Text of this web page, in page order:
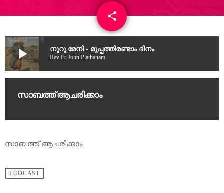
share
email
play_arrow നൂറു മേനി - മുപ്പത്തിരണ്ടാം ദിനം
Rev Fr John Plathanam
സാബത്ത് ആചരിക്കാം
സാബത്ത് ആചരിക്കാം
PODCAST